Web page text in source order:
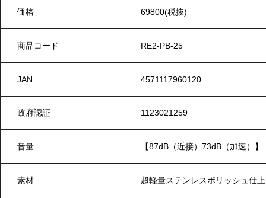
価格 69800(税抜)
商品コード RE2-PB-25
JAN 4571117960120
政府認証 1123021259
音量 【87dB（近接）73dB（加速）】
素材 超軽量ステンレスポリッシュ仕